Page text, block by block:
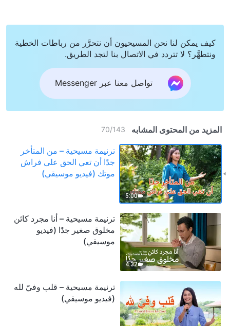
كيف يمكن لنا نحن المسيحيون أن نتحرَّر من رباطات الخطية
ونتطهَّر؟ لا تتردد في الاتصال بنا لتجد الطريق.
تواصل معنا عبر Messenger
المزيد من المحتوى المشابه 70/143
5:00
ترنيمة مسيحية – من المتأخر
جدًا أن تعي الحق على فراش
موتك (فيديو موسيقي)
4:32
ترنيمة مسيحية – أنا مجرد كائن
مخلوق صغير جدًا (فيديو
موسيقي)
ترنيمة مسيحية – قلب وفيّ لله
(فيديو موسيقي)